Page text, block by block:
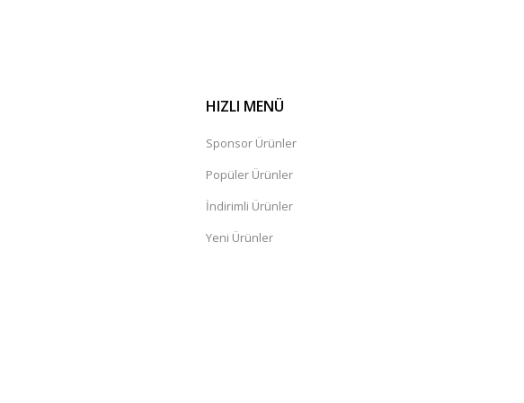
HIZLI MENÜ
Sponsor Ürünler
Popüler Ürünler
İndirimli Ürünler
Yeni Ürünler